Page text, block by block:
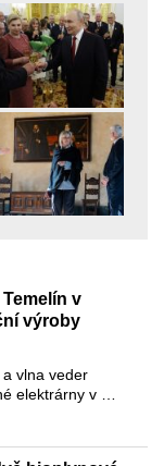
v
výroby
vlna veder
elektrárny v …